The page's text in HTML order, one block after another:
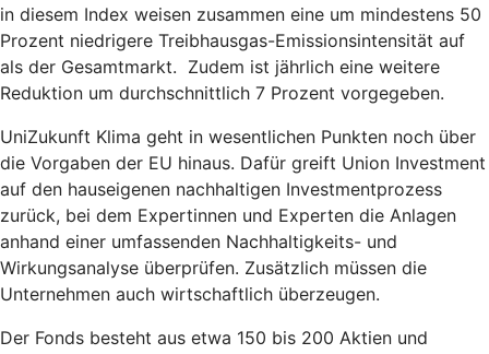
in diesem Index weisen zusammen eine um mindestens 50
Prozent niedrigere Treibhausgas-Emissionsintensität auf
als der Gesamtmarkt. Zudem ist jährlich eine weitere
Reduktion um durchschnittlich 7 Prozent vorgegeben.
UniZukunft Klima geht in wesentlichen Punkten noch über
die Vorgaben der EU hinaus. Dafür greift Union Investment
auf den hauseigenen nachhaltigen Investmentprozess
zurück, bei dem Expertinnen und Experten die Anlagen
anhand einer umfassenden Nachhaltigkeits- und
Wirkungsanalyse überprüfen. Zusätzlich müssen die
Unternehmen auch wirtschaftlich überzeugen.
Der Fonds besteht aus etwa 150 bis 200 Aktien und